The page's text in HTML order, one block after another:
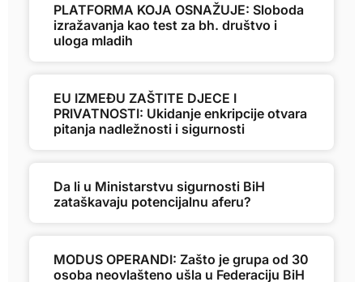
PLATFORMA KOJA OSNAŽUJE: Sloboda
izražavanja kao test za bh. društvo i
uloga mladih
EU IZMEĐU ZAŠTITE DJECE I
PRIVATNOSTI: Ukidanje enkripcije otvara
pitanja nadležnosti i sigurnosti
Da li u Ministarstvu sigurnosti BiH
zataškavaju potencijalnu aferu?
MODUS OPERANDI: Zašto je grupa od 30
osoba neovlašteno ušla u Federaciju BiH